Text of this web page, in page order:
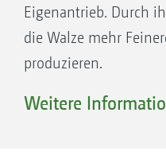
Eigenantrieb. Durch
die Walze mehr
produzieren.
Matrixreifenprofil für
Weitere